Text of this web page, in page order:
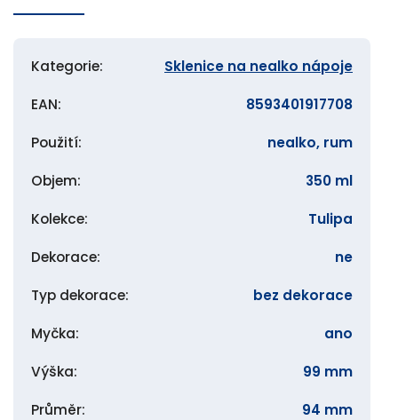
Kategorie: Sklenice na nealko nápoje
EAN: 8593401917708
Použití: nealko, rum
Objem: 350 ml
Kolekce: Tulipa
Dekorace: ne
Typ dekorace: bez dekorace
Myčka: ano
Výška: 99 mm
Průměr: 94 mm